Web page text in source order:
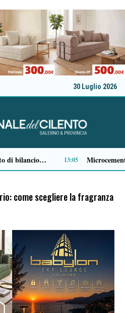
30 Luglio 2026
Comparto ittico, dalla Regione Campania 3 milioni di euro per fronteggiare il caro-gasolio 11:15
come scegliere la fragranza